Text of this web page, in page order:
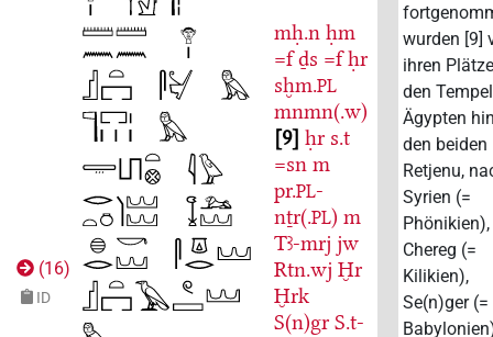
(16)
ID
mḥ.n ḥm
=f ḏs =f ḥr
sḫm.PL
mnmn(.w)
9 ḥr s.t
=sn m
pr.PL-
nṯr(.PL) m
Tꜣ-mrj jw
Rtn.wj Ḫr
Ḫrk
S(n)gr S.t-
wurden [9]
ihren
den
Ägypten
den beiden
Retjenu,
Syrien (=
Phönikien),
Chereg (=
Kilikien),
Se(n)ger (=